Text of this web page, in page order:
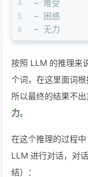
4
5
6
- 难受
- 困惑
- 无力
按照 LLM 的推理来
个词，在这里面词根
所以最终的结果不
力。
在这个推理的过程
LLM 进行对话，对
结）：